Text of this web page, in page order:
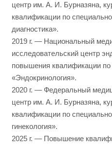
центр им. А. И. Бурназяна,
квалификации по
диагностика».
2019 г. — Национальный
исследовательский центр
повышения квалификации по
«Эндокринология».
2020 г. — Федеральный
центр им. А. И. Бурназяна,
квалификации по
гинекология».
2025 г. — Повышение